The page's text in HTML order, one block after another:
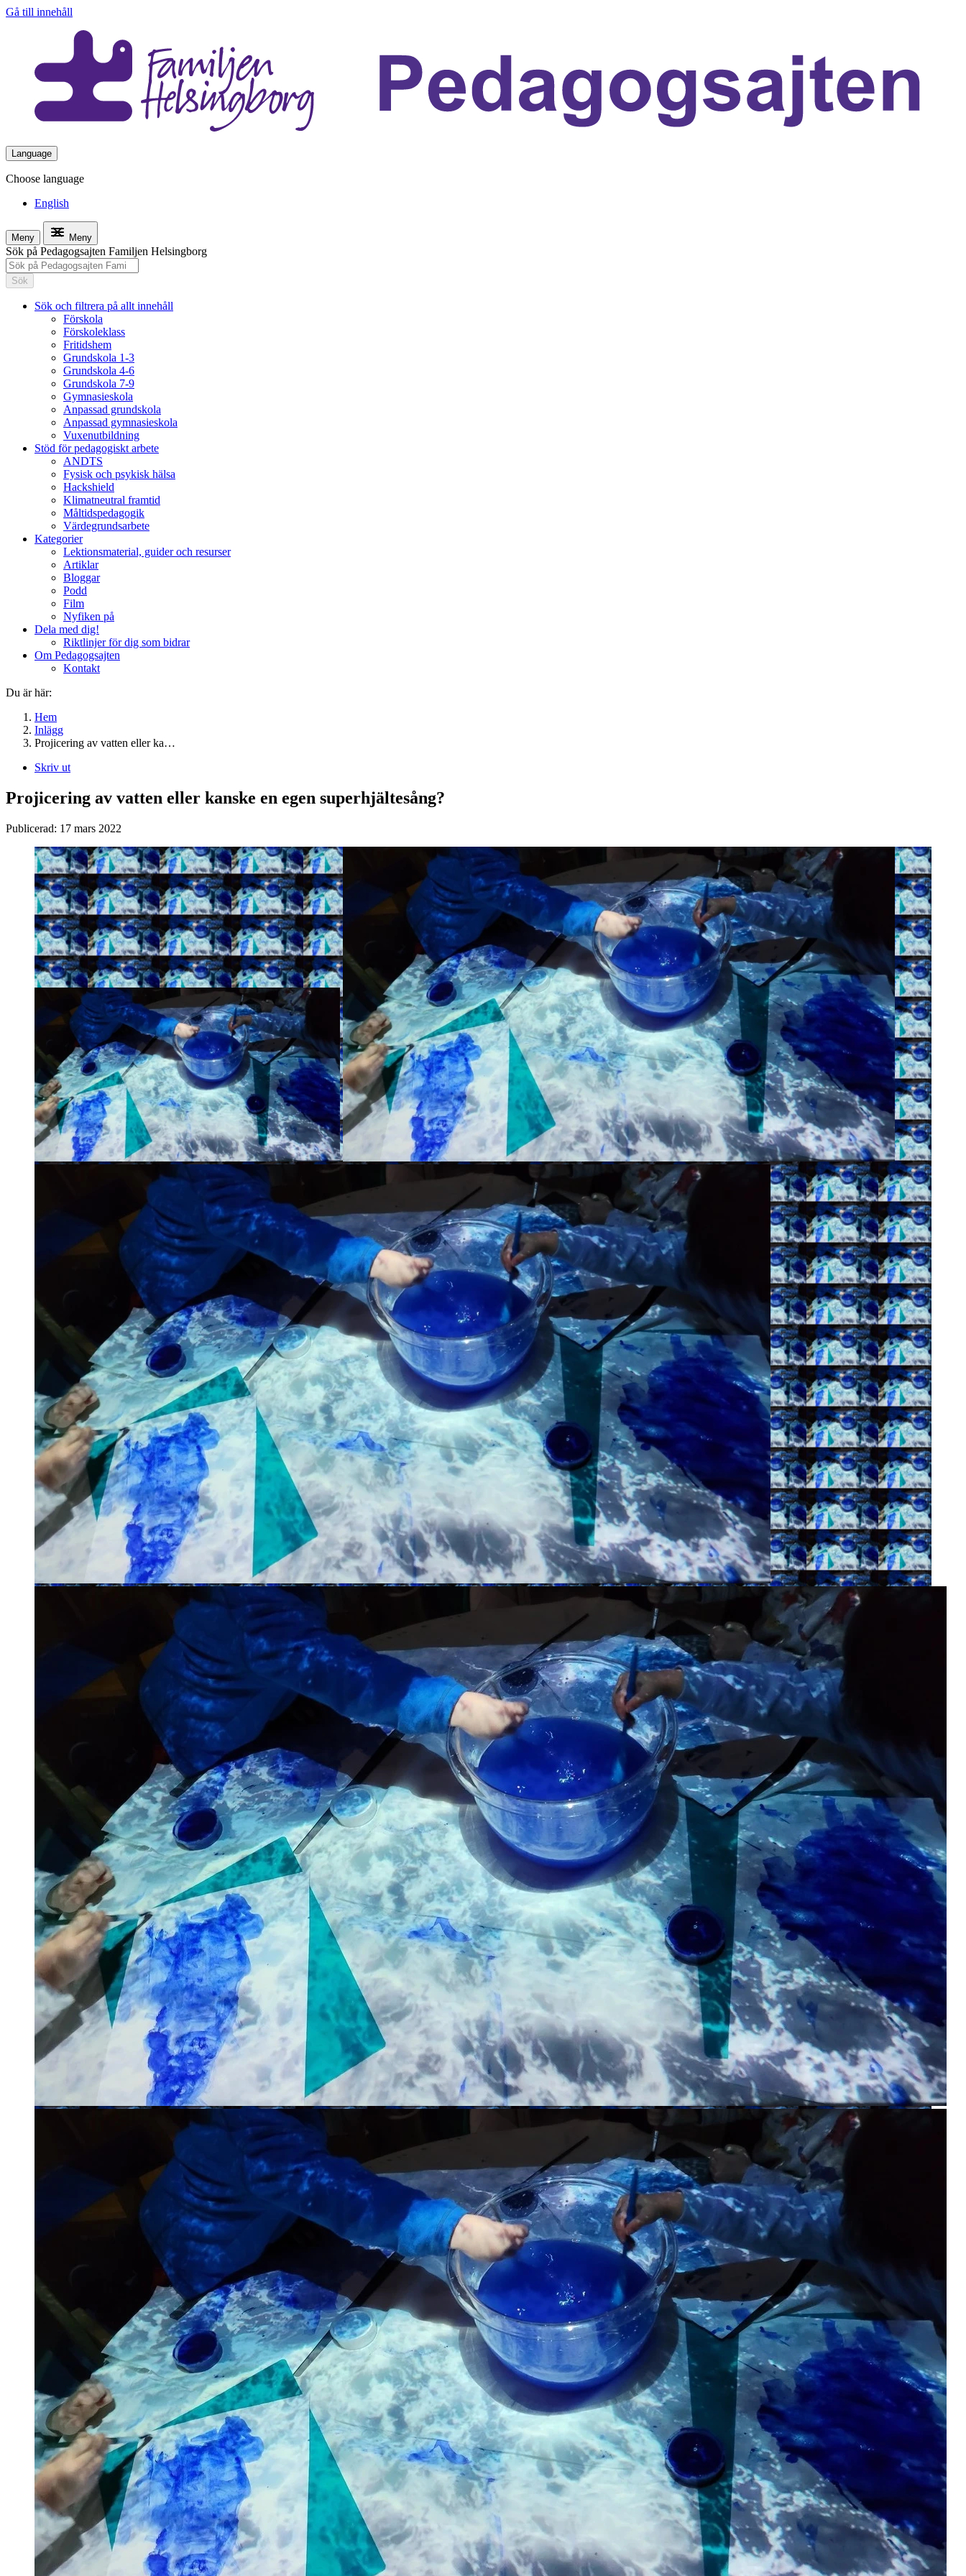
Gå till innehåll
Language
Choose language
English
Meny Meny
Sök på Pedagogsajten Familjen Helsingborg
Sök
Sök och filtrera på allt innehåll
Förskola
Förskoleklass
Fritidshem
Grundskola 1-3
Grundskola 4-6
Grundskola 7-9
Gymnasieskola
Anpassad grundskola
Anpassad gymnasieskola
Vuxenutbildning
Stöd för pedagogiskt arbete
ANDTS
Fysisk och psykisk hälsa
Hackshield
Klimatneutral framtid
Måltidspedagogik
Värdegrundsarbete
Kategorier
Lektionsmaterial, guider och resurser
Artiklar
Bloggar
Podd
Film
Nyfiken på
Dela med dig!
Riktlinjer för dig som bidrar
Om Pedagogsajten
Kontakt
Du är här:
Hem
Inlägg
Projicering av vatten eller ka…
Skriv ut
Projicering av vatten eller kanske en egen superhjältesång?
Publicerad: 17 mars 2022